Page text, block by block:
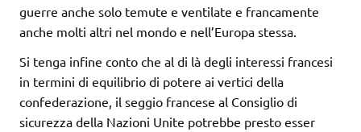
guerre anche solo temute e ventilate e francamente
anche molti altri nel mondo e nell’Europa stessa.
Si tenga infine conto che al di là degli interessi francesi
in termini di equilibrio di potere ai vertici della
confederazione, il seggio francese al Consiglio di
sicurezza della Nazioni Unite potrebbe presto esser